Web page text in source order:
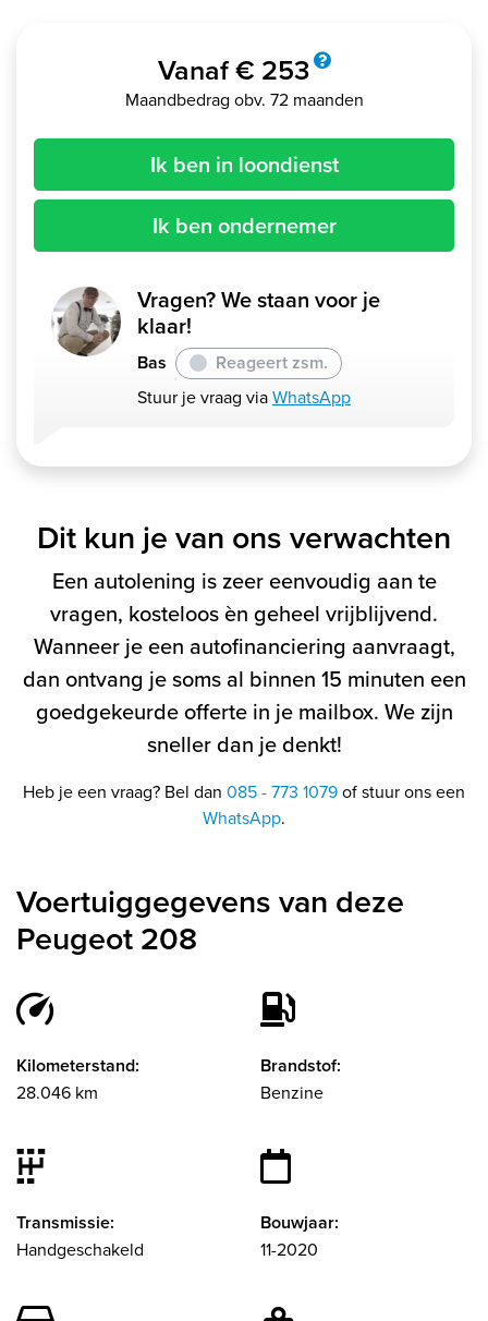
Vanaf € 253
Maandbedrag obv. 72 maanden
Ik ben in loondienst
Ik ben ondernemer
Vragen? We staan voor je
klaar!
Bas Reageert zsm.
Stuur je vraag viaWhatsApp
Dit kun je van ons verwachten
Een autolening is zeer eenvoudig aan te
vragen, kosteloos èn geheel vrijblijvend.
Wanneer je een autofinanciering aanvraagt,
dan ontvang je soms al binnen 15 minuten een
goedgekeurde offerte in je mailbox. We zijn
sneller dan je denkt!
Heb je een vraag? Bel dan 085 - 773 1079of stuur ons een
WhatsApp.
Voertuiggegevens van deze
Peugeot 208
Kilometerstand:
28.046 km
Brandstof:
Benzine
Transmissie:
Handgeschakeld
Bouwjaar:
11-2020